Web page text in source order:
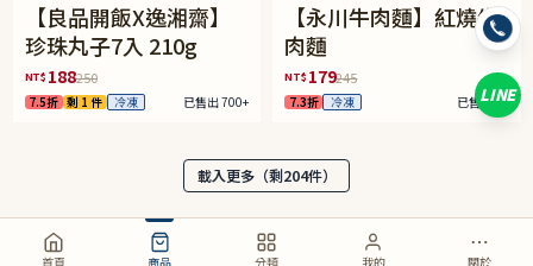
首頁 商品 分類 我的 關於
【良品開飯X逸湘齋】
珍珠丸子7入 210g
NT$ 188250
7.5折 剩 1 件 冷凍 已售出 700+
【永川牛肉麵】紅燒牛
肉麵
NT$ 179245
7.3折 冷凍 已售出 86
載入更多（剩204件）
LINE